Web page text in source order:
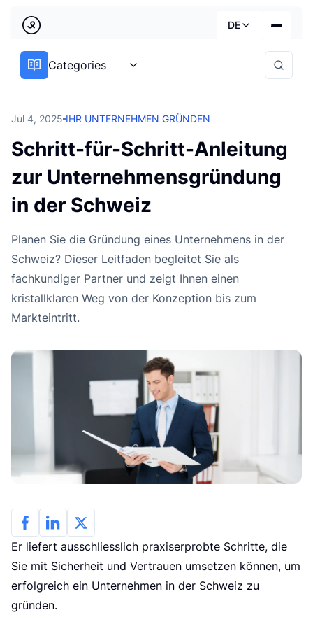
Dienstleistungen
Über uns
Country
Français
English
DE
Categories
L
Jul 4, 2025 IHR UNTERNEHMEN GRÜNDEN
Schritt-für-Schritt-Anleitung
zur Unternehmensgründung
in der Schweiz
Planen Sie die Gründung eines Unternehmens in der
Schweiz? Dieser Leitfaden begleitet Sie als
fachkundiger Partner und zeigt Ihnen einen
kristallklaren Weg von der Konzeption bis zum
Markteintritt.
Er liefert ausschliesslich praxiserprobte Schritte, die
Sie mit Sicherheit und Vertrauen umsetzen können, um
erfolgreich ein Unternehmen in der Schweiz zu
gründen.